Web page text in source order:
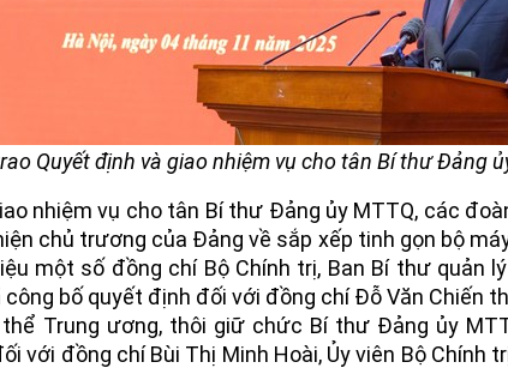
Quyết định và giao nhiệm vụ cho tân Bí thư Đảng
nhiệm vụ cho tân Bí thư Đảng ủy MTTQ, các
chủ trương của Đảng về sắp xếp tinh gọn bộ
một số đồng chí Bộ Chính trị, Ban Bí thư quản
bố quyết định đối với đồng chí Đỗ Văn Chiến
Trung ương, thôi giữ chức Bí thư Đảng ủy
với đồng chí Bùi Thị Minh Hoài, Ủy viên Bộ Chính